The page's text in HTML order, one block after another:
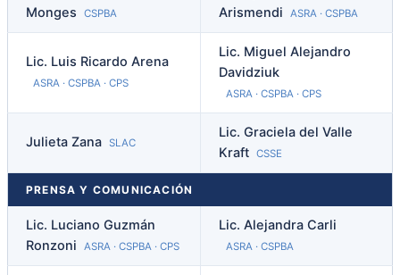
Monges
CSPBA
Arismendi
ASRA · CSPBA
Lic. Luis Ricardo Arena
ASRA · CSPBA · CPS
Lic. Miguel Alejandro
Davidziuk
ASRA · CSPBA · CPS
Julieta Zana SLAC
Lic. Graciela del Valle
Kraft CSSE
PRENSA Y COMUNICACIÓN
Lic. Luciano Guzmán
Ronzoni
ASRA · CSPBA · CPS
Lic. Alejandra Carli
ASRA · CSPBA